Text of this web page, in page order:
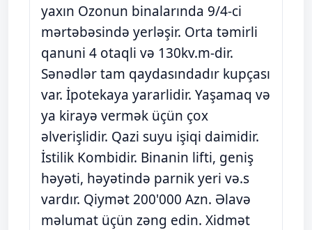
yaxın Ozonun binalarında 9/4-ci
mərtəbəsində yerləşir. Orta təmirli
qanuni 4 otaqli və 130kv.m-dir.
Sənədlər tam qaydasındadır kupçası
var. İpotekaya yararlidir. Yaşamaq və
ya kirayə vermək üçün çox
əlverişlidir. Qazi suyu işiqi daimidir.
İstilik Kombidir. Binanin lifti, geniş
həyəti, həyətində parnik yeri və.s
vardır. Qiymət 200'000 Azn. Əlavə
məlumat üçün zəng edin. Xidmət